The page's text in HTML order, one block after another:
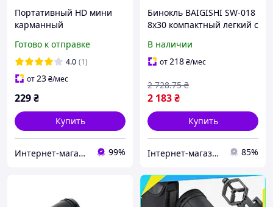
Портативный HD мини
карманный
высоким увеличением
Готово к отправке
4.0 (1)
от23₴/мес
229₴
Купить
Интернет-магазин "VTRENDI" 99%
Бинокль BAIGISHI SW-018
8x30 компактный легкий с
для наблюдения на
природе
В наличии
от218₴/мес
2 183₴
2 728.75 ₴
Купить
Інтернет-магазин SALE TOOLS 85%